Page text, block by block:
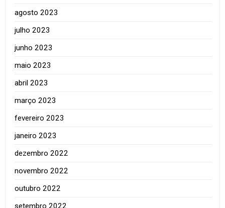
agosto 2023
julho 2023
junho 2023
maio 2023
abril 2023
março 2023
fevereiro 2023
janeiro 2023
dezembro 2022
novembro 2022
outubro 2022
setembro 2022